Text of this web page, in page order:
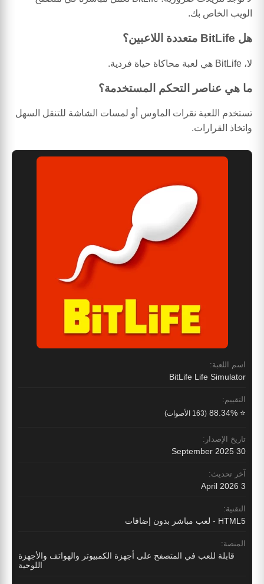
الويب الخاص بك.
هل BitLife متعددة اللاعبين؟
لا، BitLife هي لعبة محاكاة حياة فردية.
ما هي عناصر التحكم المستخدمة؟
تستخدم اللعبة نقرات الماوس أو لمسات الشاشة للتنقل السهل
واتخاذ القرارات.
اسم اللعبة:
BitLife Life Simulator
التقييم:
⭐ 88.34% (163 الأصوات)
تاريخ الإصدار:
30 September 2025
آخر تحديث:
3 April 2026
التقنية:
HTML5 - لعب مباشر بدون إضافات
المنصة:
قابلة للعب في المتصفح على أجهزة الكمبيوتر والهواتف والأجهزة
اللوحية